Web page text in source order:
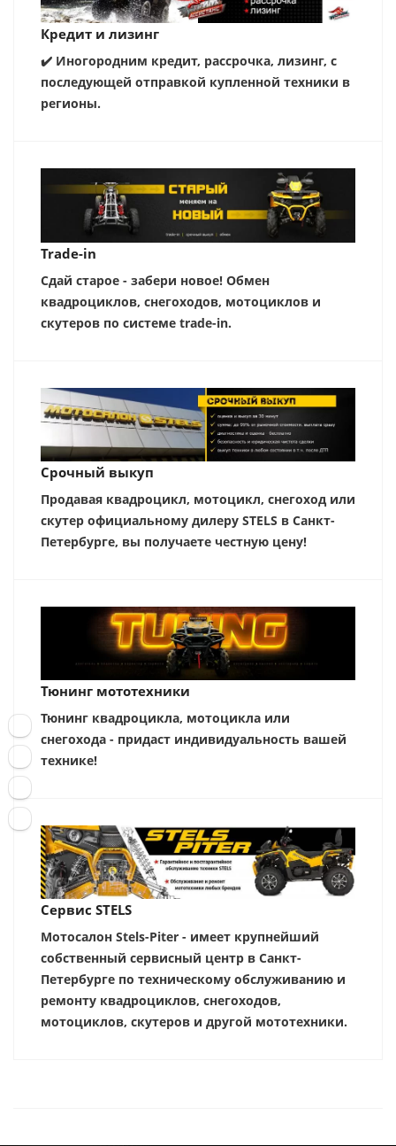
Кредит и лизинг
✔️ Иногородним кредит, рассрочка, лизинг, с
последующей отправкой купленной техники в
регионы.
Trade-in
Сдай старое - забери новое! Обмен
квадроциклов, снегоходов, мотоциклов и
скутеров по системе trade-in.
Срочный выкуп
Продавая квадроцикл, мотоцикл, снегоход или
скутер официальному дилеру STELS в Санкт-
Петербурге, вы получаете честную цену!
Тюнинг мототехники
Тюнинг квадроцикла, мотоцикла или
снегохода - придаст индивидуальность вашей
технике!
Сервис STELS
Мотосалон Stels-Piter - имеет крупнейший
собственный сервисный центр в Санкт-
Петербурге по техническому обслуживанию и
ремонту квадроциклов, снегоходов,
мотоциклов, скутеров и другой мототехники.